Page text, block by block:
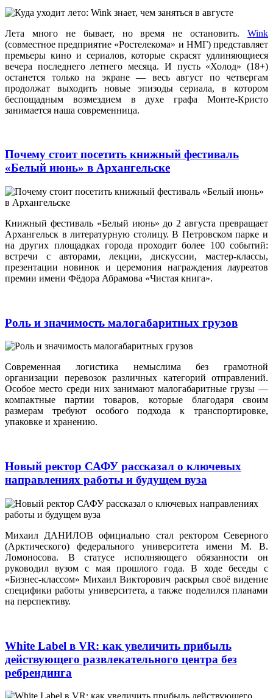
Лета много не бывает, но время не остановить. Wink
(совместное предприятие «Ростелекома» и НМГ) представляет
премьеры кино и сериалов, которые скрасят удлиняющиеся
вечера последнего летнего месяца. И пусть «Холод» (18+)
останется только на экране — весь август по четвергам
продолжат выходить новые эпизоды сериала, в котором
беспощадным возмездием в духе графа Монте-Кристо
занимается наша современница.
Почему стоит посетить книжный фестиваль
«Белый июнь» в Архангельске
Книжный фестиваль «Белый июнь» до 2 августа превращает
Архангельск в литературную столицу. В Петровском парке и
на других площадках города проходит более 100 событий:
встречи с авторами, лекции, дискуссии, мастер‑классы,
презентации новинок и церемония награждения лауреатов
премии имени Фёдора Абрамова «Чистая книга».
Роль и значимость малогабаритных грузов
Современная логистика немыслима без грамотной
организации перевозок различных категорий отправлений.
Особое место среди них занимают малогабаритные грузы —
компактные партии товаров, которые благодаря своим
размерам требуют особого подхода к транспортировке,
упаковке и хранению.
Новый ректор САФУ рассказал о ключевых
направлениях работы и будущем вуза
Михаил ДАНИЛОВ официально стал ректором Северного
(Арктического) федерального университета имени М. В.
Ломоносова. В статусе исполняющего обязанности он
руководил вузом с мая прошлого года. В ходе беседы с
«Бизнес-классом» Михаил Викторович раскрыл своё видение
специфики работы университета, а также поделился планами
на перспективу.
White Label в VR: как увеличить прибыль
действующего развлекательного центра без
ребрендинга